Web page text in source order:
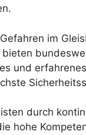
im
bieten
und
durch
hohe